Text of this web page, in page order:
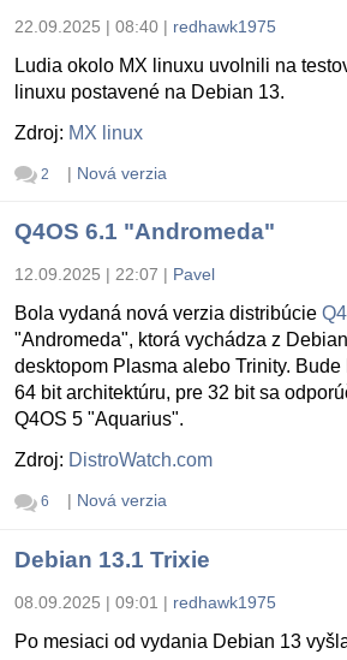
22.09.2025 | 08:40 | redhawk1975
Ludia okolo MX linuxu uvolnili na
linuxu postavené na Debian 13.
Zdroj: MX linux
2 | Nová verzia
Q4OS 6.1 "Andromeda"
12.09.2025 | 22:07 | Pavel
Bola vydaná nová verzia distribúcie
"Andromeda", ktorá vychádza z
desktopom Plasma alebo Trinity.
64 bit architektúru, pre 32 bit sa
Q4OS 5 "Aquarius".
Zdroj: DistroWatch.com
6 | Nová verzia
Debian 13.1 Trixie
08.09.2025 | 09:01 | redhawk1975
Po mesiaci od vydania Debian 13